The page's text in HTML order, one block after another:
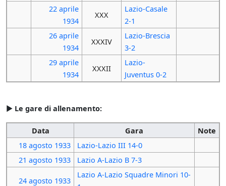
22 aprile
1934
XXX
Lazio-Casale
2-1
26 aprile
1934
XXXIV
Lazio-Brescia
3-2
29 aprile
1934
XXXII
Lazio-
Juventus 0-2
► Le gare di allenamento:
Data Gara
Note
18 agosto 1933
Lazio-Lazio III 14-0
21 agosto 1933 Lazio A-Lazio B 7-3
24 agosto 1933
Lazio A-Lazio Squadre Minori 10-